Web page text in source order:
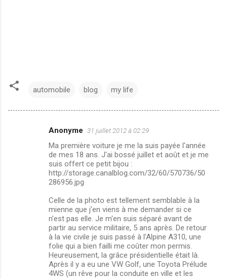
automobile blog my life
Anonyme 31 juillet 2012 à 02:29
Ma première voiture je me la suis payée l'année
de mes 18 ans. J'ai bossé juillet et août et je me
suis offert ce petit bijou :
http://storage.canalblog.com/32/60/570736/50
286956.jpg
Celle de la photo est tellement semblable à la
mienne que j'en viens à me demander si ce
n'est pas elle. Je m'en suis séparé avant de
partir au service militaire, 5 ans après. De retour
à la vie civile je suis passé à l'Alpine A310, une
folie qui a bien failli me coûter mon permis.
Heureusement, la grâce présidentielle était là.
Après il y a eu une VW Golf, une Toyota Prélude
4WS (un rêve pour la conduite en ville et les